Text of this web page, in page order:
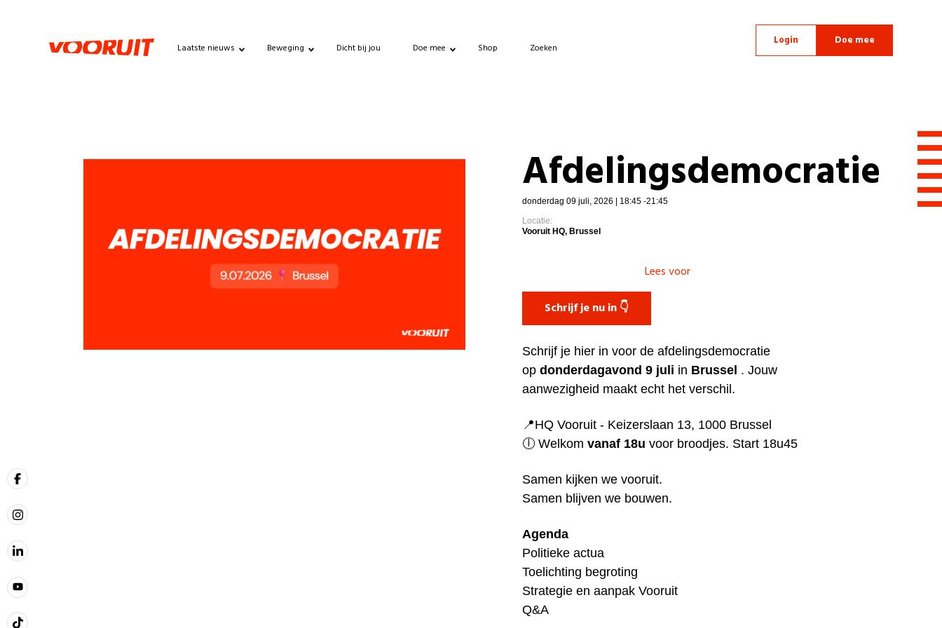
Laatste nieuws Beweging Dicht bij jou Doe mee Shop Zoeken
Login Doe mee
Afdelingsdemocratie
donderdag 09 juli, 2026 | 18:45 -21:45
Locatie:
Vooruit HQ, Brussel
Lees voor
Schrijf je nu in 👇
Schrijf je hier in voor de afdelingsdemocratie
op donderdagavond 9 juli in Brussel . Jouw
aanwezigheid maakt echt het verschil.
📍HQ Vooruit - Keizerslaan 13, 1000 Brussel
🕕 Welkom vanaf 18u voor broodjes. Start 18u45
Samen kijken we vooruit.
Samen blijven we bouwen.
Agenda
Politieke actua
Toelichting begroting
Strategie en aanpak Vooruit
Q&A